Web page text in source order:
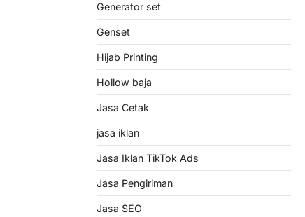
Generator set
Genset
Hijab Printing
Hollow baja
Jasa Cetak
jasa iklan
Jasa Iklan TikTok Ads
Jasa Pengiriman
Jasa SEO